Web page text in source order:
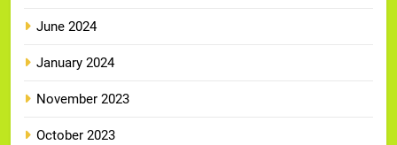
June 2024
January 2024
November 2023
October 2023